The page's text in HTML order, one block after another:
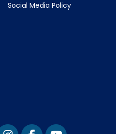
Social Media Policy